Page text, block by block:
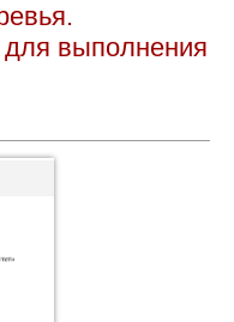
выполнения